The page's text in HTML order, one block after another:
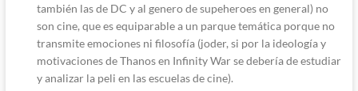
también las de DC y al genero de supeheroes en general) no
son cine, que es equiparable a un parque temática porque no
transmite emociones ni filosofía (joder, si por la ideología y
motivaciones de Thanos en Infinity War se debería de estudiar
y analizar la peli en las escuelas de cine).